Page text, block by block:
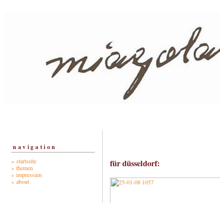
navigation
» startseite
» themen
» impressum
» about
für düsseldorf: